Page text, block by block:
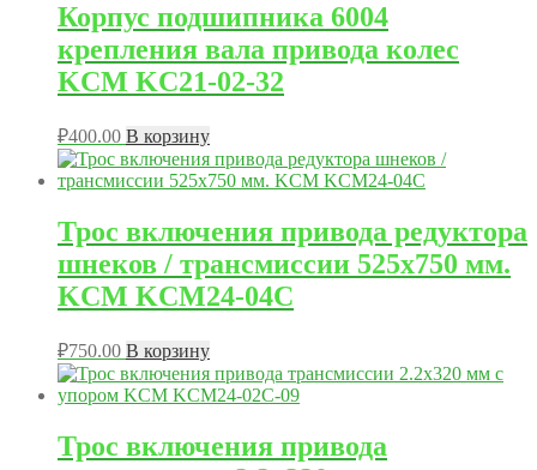
Корпус подшипника 6004
крепления вала привода колес
KCM KC21-02-32
₽400.00 В корзину
Трос включения привода редуктора
шнеков / трансмиссии 525х750 мм.
KCM KCM24-04C
₽750.00 В корзину
Трос включения привода